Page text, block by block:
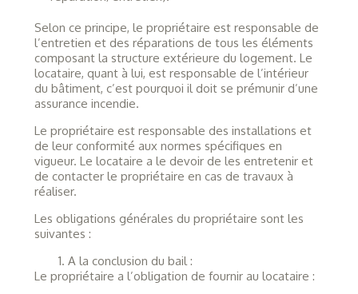
Selon ce principe, le propriétaire est responsable de
l’entretien et des réparations de tous les éléments
composant la structure extérieure du logement. Le
locataire, quant à lui, est responsable de l’intérieur
du bâtiment, c’est pourquoi il doit se prémunir d’une
assurance incendie.
Le propriétaire est responsable des installations et
de leur conformité aux normes spécifiques en
vigueur. Le locataire a le devoir de les entretenir et
de contacter le propriétaire en cas de travaux à
réaliser.
Les obligations générales du propriétaire sont les
suivantes :
1. A la conclusion du bail :
Le propriétaire a l’obligation de fournir au locataire :